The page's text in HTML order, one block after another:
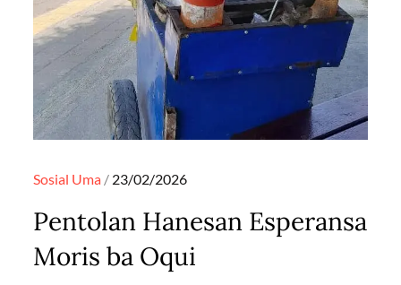
Sosial Uma Posted
23/02/2026
Pentolan Hanesan Esperansa
Moris ba Oqui